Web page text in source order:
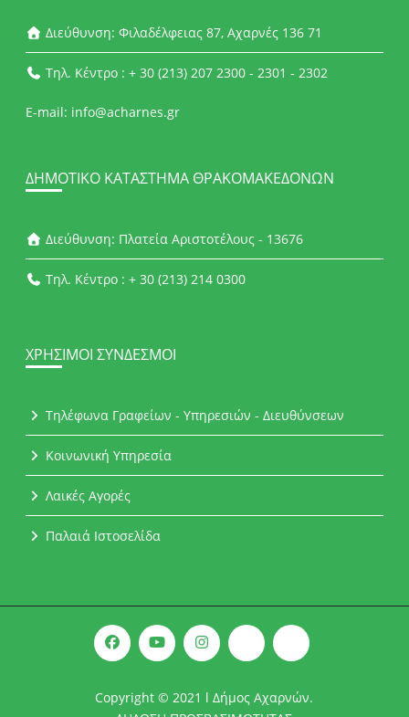
Διεύθυνση: Φιλαδέλφειας 87, Αχαρνές 136 71
Τηλ. Κέντρο : + 30 (213) 207 2300 - 2301 - 2302
E-mail: info@acharnes.gr
ΔΗΜΟΤΙΚΌ ΚΑΤΆΣΤΗΜΑ ΘΡΑΚΟΜΑΚΕΔΌΝΩΝ
Διεύθυνση: Πλατεία Αριστοτέλους - 13676
Τηλ. Κέντρο : + 30 (213) 214 0300
ΧΡΉΣΙΜΟΙ ΣΎΝΔΕΣΜΟΙ
Τηλέφωνα Γραφείων - Υπηρεσιών - Διευθύνσεων
Κοινωνική Υπηρεσία
Λαικές Αγορές
Παλαιά Ιστοσελίδα
Copyright © 2021 l Δήμος Αχαρνών.